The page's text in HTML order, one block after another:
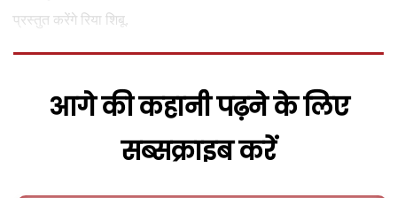
प्रस्तुत करेंगे रिया शिबू.
आगे की कहानी पढ़ने के लिए
सब्सक्राइब करें